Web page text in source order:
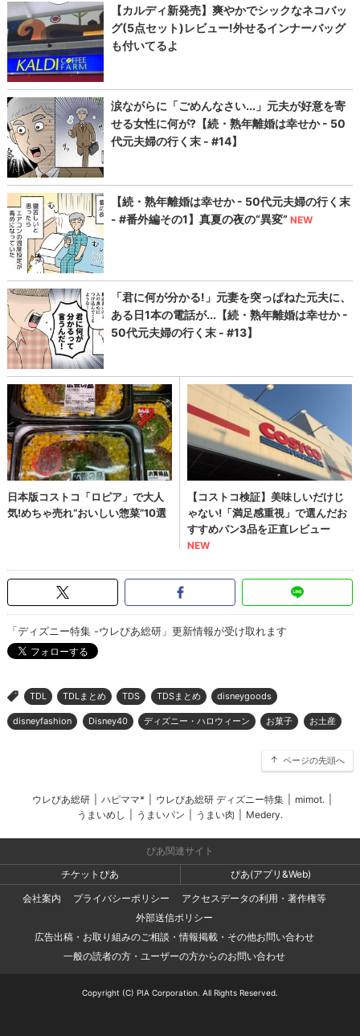
「ディズニー特集 -ウレぴあ総研」更新情報が受け取れます
> TDL TDLまとめ TDS TDSまとめ disneygoods
disneyfashion Disney40 ディズニー・ハロウィーン お菓子 お土産
ページの先頭へ
ウレぴあ総研 ハピママ* ウレぴあ総研 ディズニー特集 mimot.
うまいめし
うまいパン うまい肉 Medery.
ぴあ関連サイト
チケットぴあ
ぴあ(アプリ&Web)
会社案内
プライバシーポリシー
アクセスデータの利用・著作権等
外部送信ポリシー
広告出稿・お取り組みのご相談・情報掲載・その他お問い合わせ
一般の読者の方・ユーザーの方からのお問い合わせ
Copyright (C) PIA Corporation. All Rights Reserved.